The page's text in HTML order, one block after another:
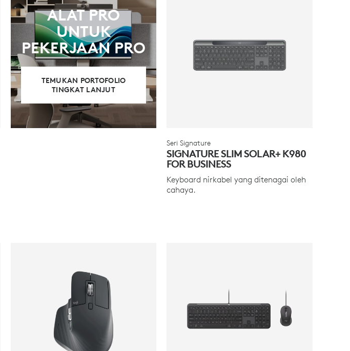
ALAT PRO
UNTUK
PEKERJAAN PRO
TEMUKAN PORTOFOLIO
TINGKAT LANJUT
Seri Signature
SIGNATURE SLIM SOLAR+ K980
FOR BUSINESS
Keyboard nirkabel yang ditenagai oleh
cahaya.